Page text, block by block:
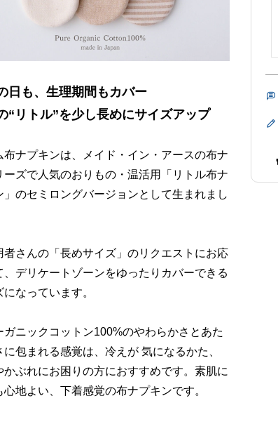
日も、生理期間もカバー
“リトル”を少し長めにサイズアップ
布ナプキンは、メイド・イン・アースの布ナ
ーズで人気のおりもの・温活用「リトル布ナ
」のセミロングバージョンとして生まれまし
者さんの「長めサイズ」のリクエストにお応
、デリケートゾーンをゆったりカバーできる
になっています。
ガニックコットン100%のやわらかさとあた
に包まれる感覚は、冷えが 気になるかた、
かぶれにお困りの方におすすめです。素肌に
心地よい、下着感覚の布ナプキンです。